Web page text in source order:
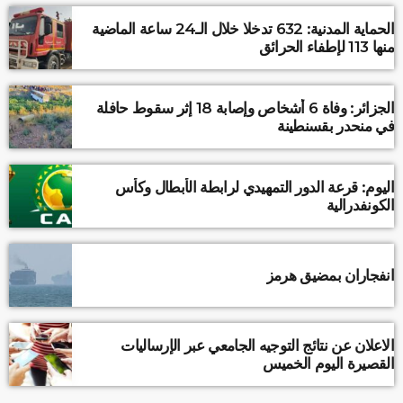
الحماية المدنية: 632 تدخلا خلال الـ24 ساعة الماضية
منها 113 لإطفاء الحرائق
الجزائر: وفاة 6 أشخاص وإصابة 18 إثر سقوط حافلة
في منحدر بقسنطينة
اليوم: قرعة الدور التمهيدي لرابطة الأبطال وكأس
الكونفدرالية
انفجاران بمضيق هرمز
الاعلان عن نتائج التوجيه الجامعي عبر الإرساليات
القصيرة اليوم الخميس